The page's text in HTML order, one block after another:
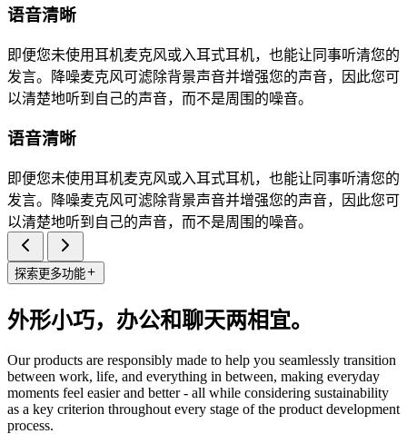
语音清晰
即便您未使用耳机麦克风或入耳式耳机，也能让同事听清您的
发言。降噪麦克风可滤除背景声音并增强您的声音，因此您可
以清楚地听到自己的声音，而不是周围的噪音。
语音清晰
即便您未使用耳机麦克风或入耳式耳机，也能让同事听清您的
发言。降噪麦克风可滤除背景声音并增强您的声音，因此您可
以清楚地听到自己的声音，而不是周围的噪音。
探索更多功能
外形小巧，办公和聊天两相宜。
Our products are responsibly made to help you seamlessly transition
between work, life, and everything in between, making everyday
moments feel easier and better - all while considering sustainability
as a key criterion throughout every stage of the product development
process.